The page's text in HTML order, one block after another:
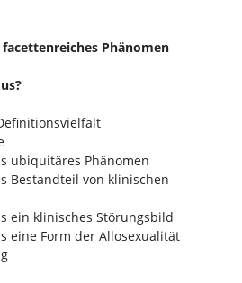
facettenreiches Phänomen
ubiquitäres Phänomen
Bestandteil von klinischen
ein klinisches Störungsbild
eine Form der Allosexualität